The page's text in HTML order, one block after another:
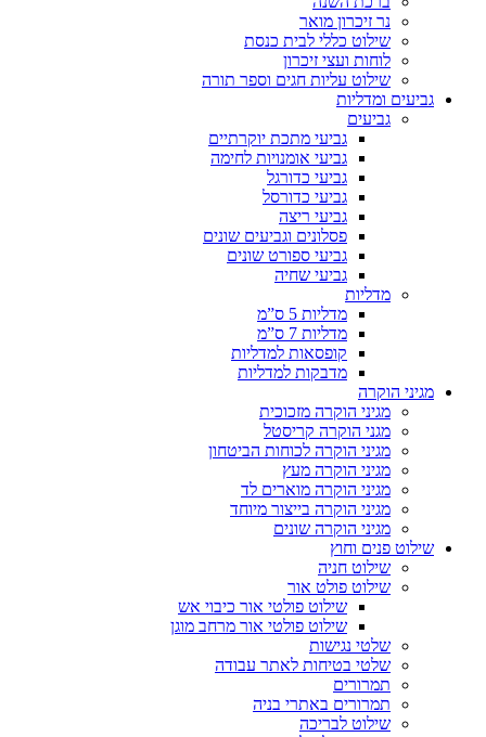
נר זיכרון מואר
שילוט כללי לבית כנסת
לוחות ועצי זיכרון
שילוט עליות חגים וספר תורה
גביעים ומדליות
גביעים
גביעי מתכת יוקרתיים
גביעי אומנויות לחימה
גביעי כדורגל
גביעי כדורסל
גביעי ריצה
פסלונים וגביעים שונים
גביעי ספורט שונים
גביעי שחיה
מדליות
מדליות 5 ס”מ
מדליות 7 ס”מ
קופסאות למדליות
מדבקות למדליות
מגיני הוקרה
מגיני הוקרה מזכוכית
מגני הוקרה קריסטל
מגיני הוקרה לכוחות הביטחון
מגיני הוקרה מעץ
מגיני הוקרה מוארים לד
מגיני הוקרה בייצור מיוחד
מגיני הוקרה שונים
שילוט פנים וחוץ
שילוט חניה
שילוט פולט אור
שילוט פולטי אור כיבוי אש
שילוט פולטי אור מרחב מוגן
שלטי נגישות
שלטי בטיחות לאתר עבודה
תמרורים
תמרורים באתרי בניה
שילוט לבריכה